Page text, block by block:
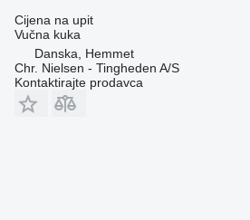
Cijena na upit
Vučna kuka
Danska, Hemmet
Chr. Nielsen - Tingheden A/S
Kontaktirajte prodavca